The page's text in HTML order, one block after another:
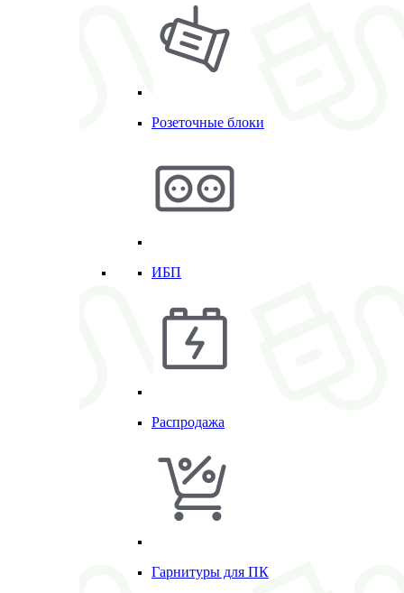
Розеточные блоки
ИБП
Распродажа
Гарнитуры для ПК